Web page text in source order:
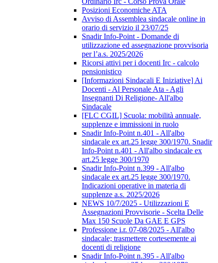
Posizioni Economiche ATA
Avviso di Assemblea sindacale online in
orario di servizio il 23/07/25
Snadir Info-Point - Domande di
utilizzazione ed assegnazione provvisoria
per l’a.s. 2025/2026
Ricorsi attivi per i docenti Irc - calcolo
pensionistico
[Informazioni Sindacali E Iniziative] Ai
Docenti - Al Personale Ata - Agli
Insegnanti Di Religione- All'albo
Sindacale
[FLC CGIL] Scuola: mobilità annuale,
supplenze e immissioni in ruolo
Snadir Info-Point n.401 - All'albo
sindacale ex art.25 legge 300/1970. Snadir
Info-Point n.401 - All'albo sindacale ex
art.25 legge 300/1970
Snadir Info-Point n.399 - All'albo
sindacale ex art.25 legge 300/1970.
Indicazioni operative in materia di
supplenze a.s. 2025/2026
NEWS 10/7/2025 - Utilizzazioni E
Assegnazioni Provvisorie - Scelta Delle
Max 150 Scuole Da GAE E GPS
Professione i.r. 07-08/2025 - All'albo
sindacale; trasmettere cortesemente ai
docenti di religione
Snadir Info-Point n.395 - All'albo